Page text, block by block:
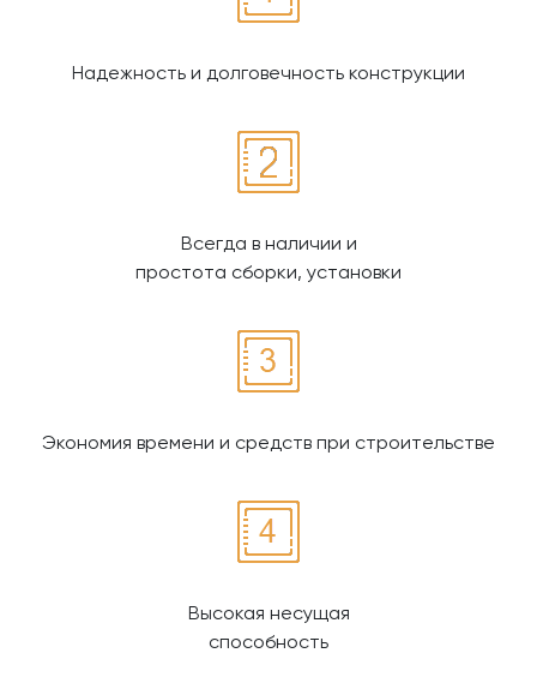
Надежность и долговечность конструкции
Всегда в наличии и
простота сборки, установки
Экономия времени и средств при строительстве
Высокая несущая
способность